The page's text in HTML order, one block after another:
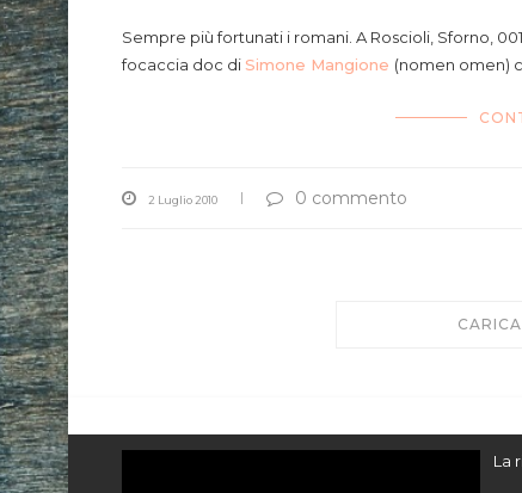
Sempre più fortunati i romani. A Roscioli, Sforno,
focaccia doc diSimone Mangione (nomen omen)
2 Luglio 2010 0 commento
La